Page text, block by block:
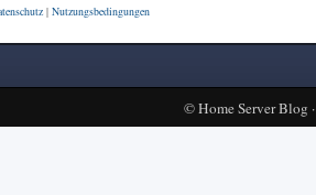
| Nutzungsbedingungen
©Home Server Blog